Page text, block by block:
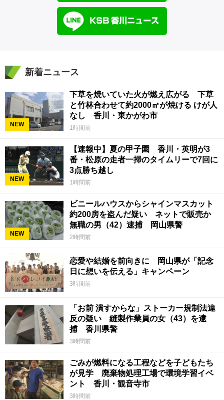
新着ニュース
NEW
下草を焼いていた火が燃え広がる 下草
と竹林合わせて約2000㎡が焼ける けが人
なし 香川・東かがわ市
1時間前
NEW
【速報中】夏の甲子園 香川・英明が3
番・松原の走者一掃のタイムリーで7回に
3点勝ち越し
1時間前
NEW
ビニールハウスからシャインマスカット
約200房を盗んだ疑い ネットで販売か
無職の男（42）逮捕 岡山県警
2時間前
恋愛や結婚を前向きに 岡山県が「記念
日に想いを伝える」キャンペーン
3時間前
「お前 潰すからな」ストーカー規制法違
反の疑い 縫製作業員の女（43）を逮
捕 香川県警
3時間前
ごみが燃料になる工程などを子どもたち
が見学 廃棄物処理工場で環境学習イベ
ント 香川・観音寺市
3時間前